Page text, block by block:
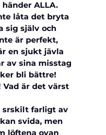
ALLA.
låta det bryta
sig själv och
är perfekt,
en sjukt jävla
av sina misstag
bli bättre!
Vad är det värst
srskilt farligt av
svida, men
löftena ovan